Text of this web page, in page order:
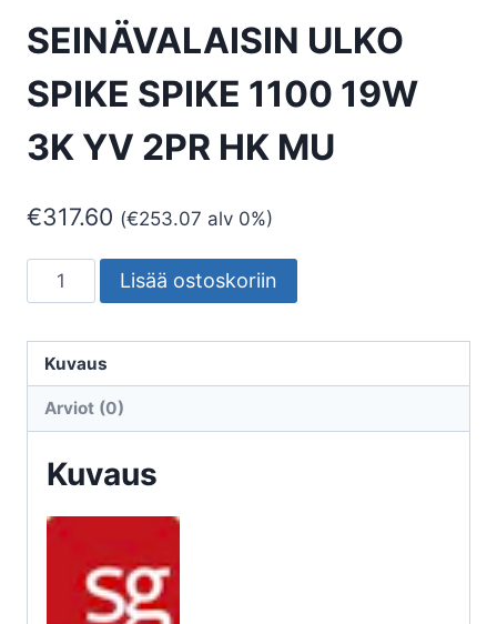
SEINÄVALAISIN ULKO
SPIKE SPIKE 1100 19W
3K YV 2PR HK MU
€317.60 (€253.07 alv 0%)
SEINÄVALAISIN
ULKO
SPIKE
1100
YV
2PR
Lisää ostoskoriin
Kuvaus
Arviot (0)
Kuvaus